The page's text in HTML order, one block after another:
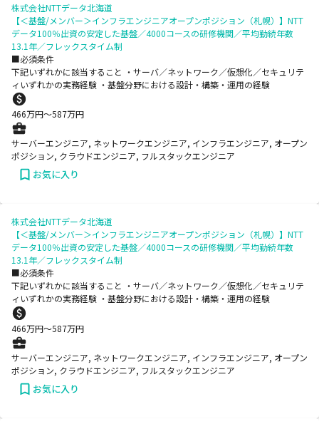
株式会社NTTデータ北海道
【＜基盤/メンバー＞インフラエンジニアオープンポジション（札幌）】NTT
データ100％出資の安定した基盤／4000コースの研修機関／平均勤続年数
13.1年／フレックスタイム制
■必須条件
下記いずれかに該当すること ・サーバ／ネットワーク／仮想化／セキュリテ
ィいずれかの実務経験 ・基盤分野における設計・構築・運用の経験
466万円〜587万円
サーバーエンジニア, ネットワークエンジニア, インフラエンジニア, オープン
ポジション, クラウドエンジニア, フルスタックエンジニア
お気に入り
株式会社NTTデータ北海道
【＜基盤/メンバー＞インフラエンジニアオープンポジション（札幌）】NTT
データ100％出資の安定した基盤／4000コースの研修機関／平均勤続年数
13.1年／フレックスタイム制
■必須条件
下記いずれかに該当すること ・サーバ／ネットワーク／仮想化／セキュリテ
ィいずれかの実務経験 ・基盤分野における設計・構築・運用の経験
466万円〜587万円
サーバーエンジニア, ネットワークエンジニア, インフラエンジニア, オープン
ポジション, クラウドエンジニア, フルスタックエンジニア
お気に入り